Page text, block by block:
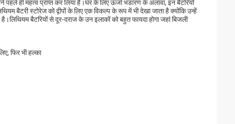
ही महत्व प्राप्त कर लिया है।घर के लिए ऊर्जा भंडारण के अलावा, इन बैटरियों
बैटरी स्टोरेज को द्वीपों के लिए एक विकल्प के रूप में भी देखा जाता है क्योंकि उन्हें
बैटरियों से दूर-दराज के उन इलाकों को बहुत फायदा होगा जहां बिजली
फिर भी हल्का